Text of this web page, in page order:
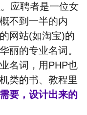
应聘者是一位女
不到一半的内
网站(如淘宝)的
丽的专业名词。
名词，用PHP也
类的书、教程里
要，设计出来的